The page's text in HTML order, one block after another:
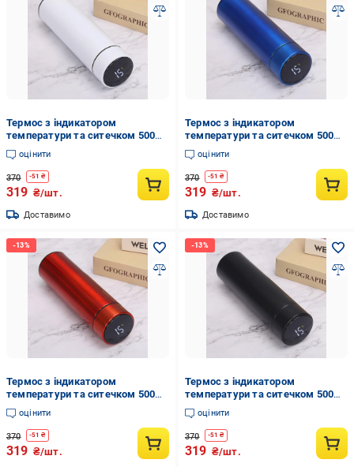
Термос з індикатором
температури та ситечком 500
мл Білий (ТК-100-4)
оцінити
370 -51 ₴
319 ₴/шт.
Доставимо
Термос з індикатором
температури та ситечком 500
мл Синій (ТК-100-3)
оцінити
370 -51 ₴
319 ₴/шт.
Доставимо
Термос з індикатором
температури та ситечком 500
мл Червоний (ТК-100-1)
оцінити
370 -51 ₴
319 ₴/шт.
Термос з індикатором
температури та ситечком 500
мл Чорний (ТК-100-2)
оцінити
370 -51 ₴
319 ₴/шт.